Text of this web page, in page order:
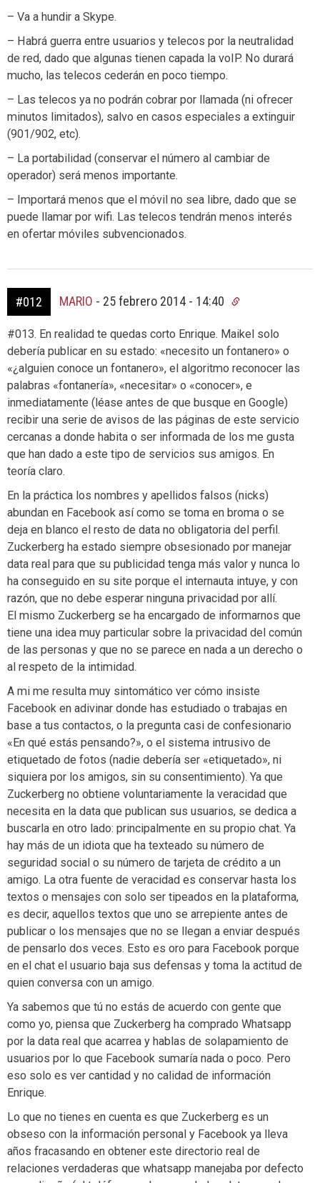
– Va a hundir a Skype.
– Habrá guerra entre usuarios y telecos por la neutralidad
de red, dado que algunas tienen capada la voIP. No durará
mucho, las telecos cederán en poco tiempo.
– Las telecos ya no podrán cobrar por llamada (ni ofrecer
minutos limitados), salvo en casos especiales a extinguir
(901/902, etc).
– La portabilidad (conservar el número al cambiar de
operador) será menos importante.
– Importará menos que el móvil no sea libre, dado que se
puede llamar por wifi. Las telecos tendrán menos interés
en ofertar móviles subvencionados.
#012 MARIO - 25 febrero 2014 - 14:40
#013. En realidad te quedas corto Enrique. Maikel solo
debería publicar en su estado: «necesito un fontanero» o
«¿alguien conoce un fontanero», el algoritmo reconocer las
palabras «fontanería», «necesitar» o «conocer», e
inmediatamente (léase antes de que busque en Google)
recibir una serie de avisos de las páginas de este servicio
cercanas a donde habita o ser informada de los me gusta
que han dado a este tipo de servicios sus amigos. En
teoría claro.
En la práctica los nombres y apellidos falsos (nicks)
abundan en Facebook así como se toma en broma o se
deja en blanco el resto de data no obligatoria del perfil.
Zuckerberg ha estado siempre obsesionado por manejar
data real para que su publicidad tenga más valor y nunca lo
ha conseguido en su site porque el internauta intuye, y con
razón, que no debe esperar ninguna privacidad por allí.
El mismo Zuckerberg se ha encargado de informarnos que
tiene una idea muy particular sobre la privacidad del común
de las personas y que no se parece en nada a un derecho o
al respeto de la intimidad.
A mi me resulta muy sintomático ver cómo insiste
Facebook en adivinar donde has estudiado o trabajas en
base a tus contactos, o la pregunta casi de confesionario
«En qué estás pensando?», o el sistema intrusivo de
etiquetado de fotos (nadie debería ser «etiquetado», ni
siquiera por los amigos, sin su consentimiento). Ya que
Zuckerberg no obtiene voluntariamente la veracidad que
necesita en la data que publican sus usuarios, se dedica a
buscarla en otro lado: principalmente en su propio chat. Ya
hay más de un idiota que ha texteado su número de
seguridad social o su número de tarjeta de crédito a un
amigo. La otra fuente de veracidad es conservar hasta los
textos o mensajes con solo ser tipeados en la plataforma,
es decir, aquellos textos que uno se arrepiente antes de
publicar o los mensajes que no se llegan a enviar después
de pensarlo dos veces. Esto es oro para Facebook porque
en el chat el usuario baja sus defensas y toma la actitud de
quien conversa con un amigo.
Ya sabemos que tú no estás de acuerdo con gente que
como yo, piensa que Zuckerberg ha comprado Whatsapp
por la data real que acarrea y hablas de solapamiento de
usuarios por lo que Facebook sumaría nada o poco. Pero
eso solo es ver cantidad y no calidad de información
Enrique.
Lo que no tienes en cuenta es que Zuckerberg es un
obseso con la información personal y Facebook ya lleva
años fracasando en obtener este directorio real de
relaciones verdaderas que whatsapp manejaba por defecto